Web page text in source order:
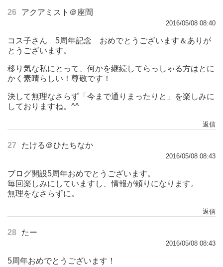
26 アクアミスト＠座間
2016/05/08 08:40
コス子さん 5周年記念 おめでとうございます＆ありが
とうございます。
移り気な私にとって、何かを継続してらっしゃる方はとに
かく素晴らしい！尊敬です！
決して無理なさらず「今まで通りまったりと」を楽しみに
しておりますね。^^
返信
27 たける＠ひたちなか
2016/05/08 08:43
ブログ開設5周年おめでとうございます。
毎回楽しみにしていますし、情報が頼りになります。
無理をなさらずに。
返信
28 たー
2016/05/08 08:43
5周年おめでとうございます！